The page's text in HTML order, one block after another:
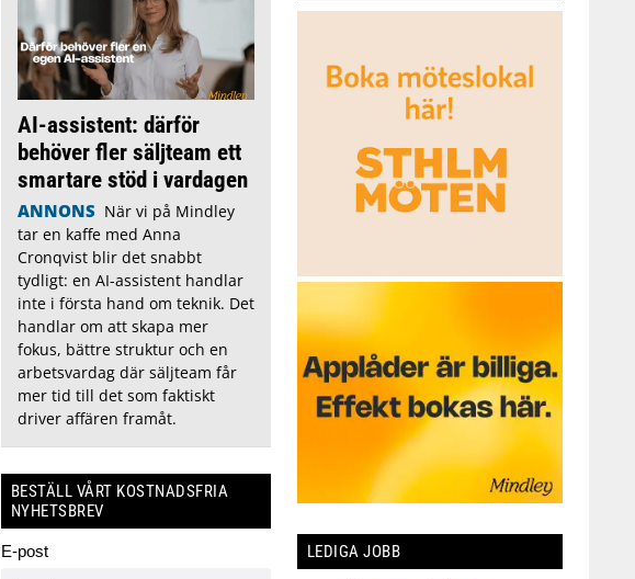
AI-assistent: därför
behöver fler säljteam ett
smartare stöd i vardagen
ANNONS När vi på Mindley
tar en kaffe med Anna
Cronqvist blir det snabbt
tydligt: en AI-assistent handlar
inte i första hand om teknik. Det
handlar om att skapa mer
fokus, bättre struktur och en
arbetsvardag där säljteam får
mer tid till det som faktiskt
driver affären framåt.
BESTÄLL VÅRT KOSTNADSFRIA
NYHETSBREV
E-post LEDIGA JOBB